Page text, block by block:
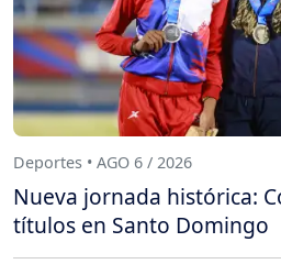
Deportes • AGO 6 / 2026
Nueva jornada histórica:
títulos en Santo Domingo